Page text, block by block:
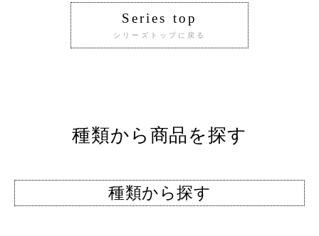
Series top
シリーズトップに戻る
種類から商品を探す
種類から探す